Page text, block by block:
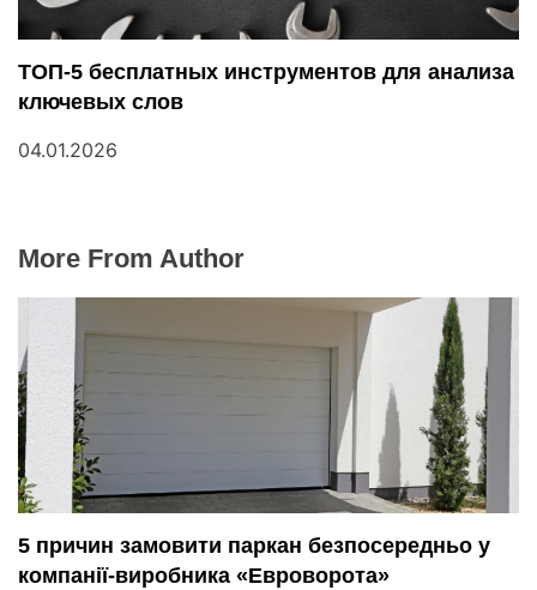
ТОП-5 бесплатных инструментов для анализа
ключевых слов
04.01.2026
More From Author
5 причин замовити паркан безпосередньо у
компанії-виробника «Евроворота»